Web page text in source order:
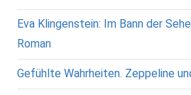
Eva Klingenstein: Im Bann der
Roman
Gefühlte Wahrheiten. Zeppeline